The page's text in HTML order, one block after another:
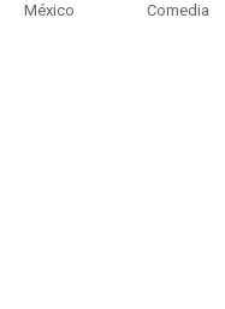
México Comedia